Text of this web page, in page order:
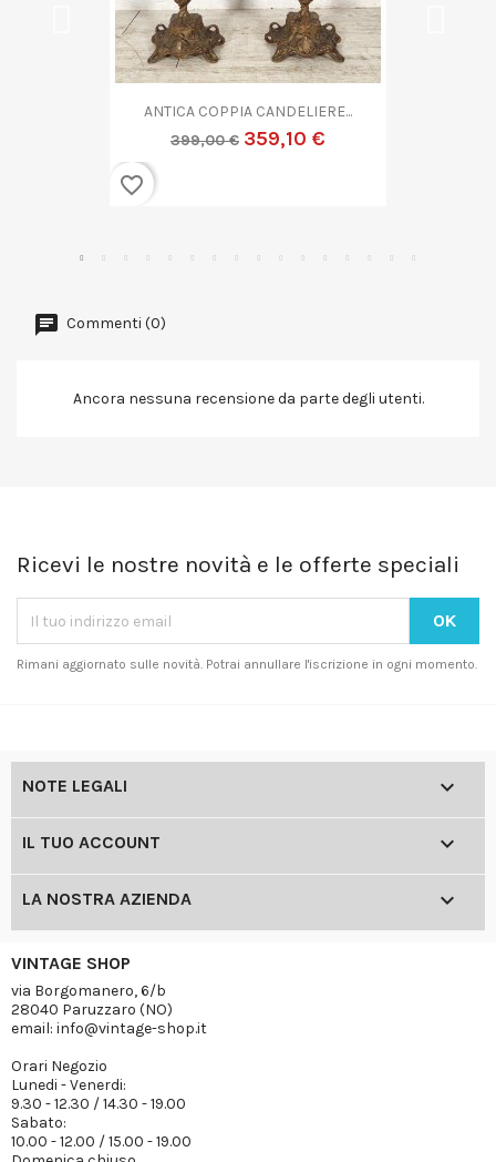
ANTICA COPPA VETRO...
799,00 €
Commenti (0)
Ancora nessuna recensione da parte degli utenti.
Ricevi le nostre novità e le offerte speciali
Rimani aggiornato sulle novità. Potrai annullare l'iscrizione in ogni momento.
NOTE LEGALI 
IL TUO ACCOUNT 
LA NOSTRA AZIENDA 
VINTAGE SHOP
via Borgomanero, 6/b
28040 Paruzzaro (NO)
email: info@vintage-shop.it
Orari Negozio
Lunedi - Venerdi:
9.30 - 12.30 / 14.30 - 19.00
Sabato:
10.00 - 12.00 / 15.00 - 19.00